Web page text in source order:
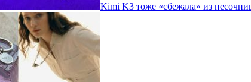
Kimi K3 тоже «сбежала» из